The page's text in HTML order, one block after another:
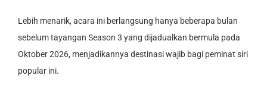
Lebih menarik, acara ini berlangsung hanya beberapa bulan
sebelum tayangan Season 3 yang dijadualkan bermula pada
Oktober 2026, menjadikannya destinasi wajib bagi peminat siri
popular ini.